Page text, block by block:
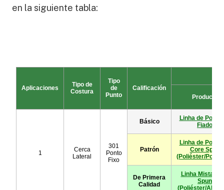
en la siguiente tabla: